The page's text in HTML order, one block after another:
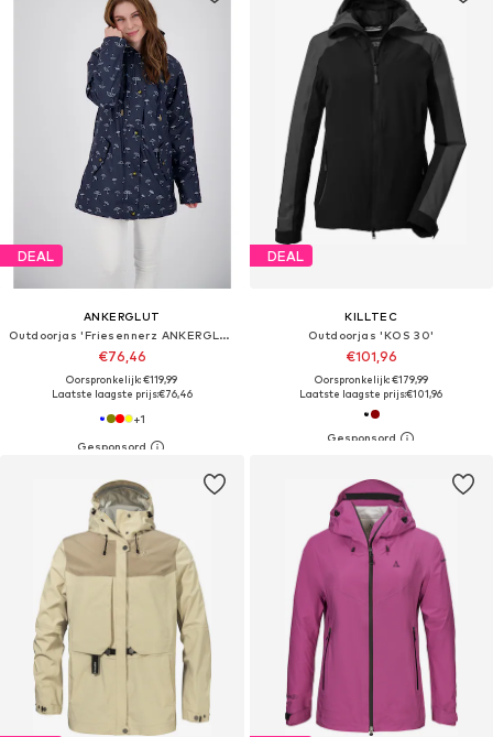
DEAL
ANKERGLUT
Outdoorjas 'Friesennerz ANKERGLUTMEER'
€76,46
Oorspronkelijk: €119,99
Laatste laagste prijs:€76,46
+1
DEAL
KILLTEC
Outdoorjas 'KOS 30'
€101,96
Oorspronkelijk: €179,99
Laatste laagste prijs:€101,96